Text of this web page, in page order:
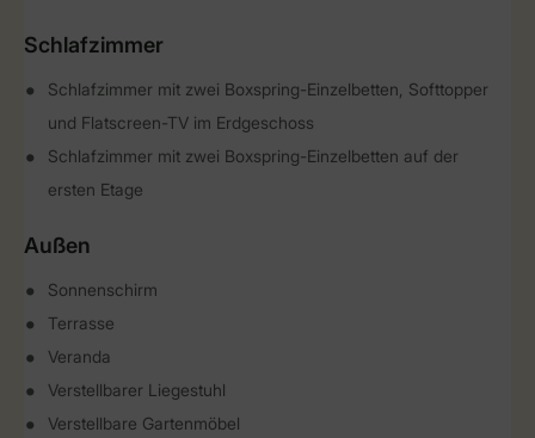
Schlafzimmer
Schlafzimmer mit zwei Boxspring-Einzelbetten, Softtopper
und Flatscreen-TV im Erdgeschoss
Schlafzimmer mit zwei Boxspring-Einzelbetten auf der
ersten Etage
Außen
Sonnenschirm
Terrasse
Veranda
Verstellbarer Liegestuhl
Verstellbare Gartenmöbel